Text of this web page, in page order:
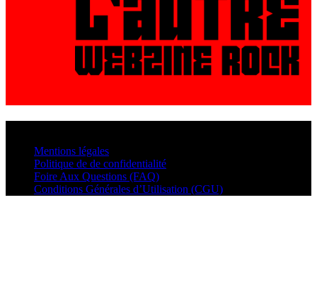
Mentions légales
Politique de de confidentialité
Foire Aux Questions (FAQ)
Conditions Générales d’Utilisation (CGU)